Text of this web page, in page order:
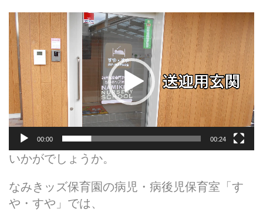
動
画
プ
レ
ー
ヤ
ー
00:00 00:24
いかがでしょうか。
なみきッズ保育園の病児・病後児保育室「す
や・すや」では、